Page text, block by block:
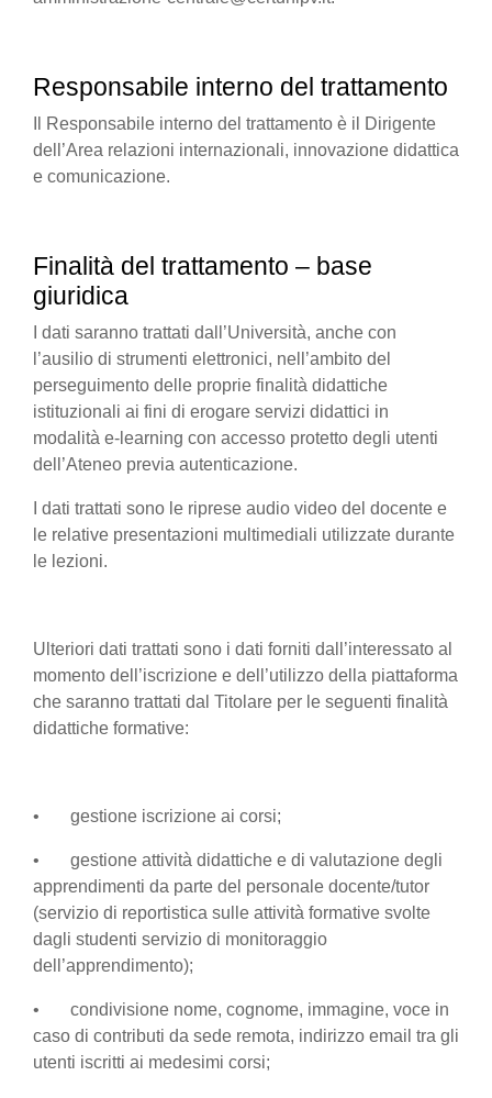
Responsabile interno del trattamento
Il Responsabile interno del trattamento è il Dirigente
dell’Area relazioni internazionali, innovazione didattica
e comunicazione.
Finalità del trattamento – base
giuridica
I dati saranno trattati dall’Università, anche con
l’ausilio di strumenti elettronici, nell’ambito del
perseguimento delle proprie finalità didattiche
istituzionali ai fini di erogare servizi didattici in
modalità e-learning con accesso protetto degli utenti
dell’Ateneo previa autenticazione.
I dati trattati sono le riprese audio video del docente e
le relative presentazioni multimediali utilizzate durante
le lezioni.
Ulteriori dati trattati sono i dati forniti dall’interessato al
momento dell’iscrizione e dell’utilizzo della piattaforma
che saranno trattati dal Titolare per le seguenti finalità
didattiche formative:
• gestione iscrizione ai corsi;
• gestione attività didattiche e di valutazione degli
apprendimenti da parte del personale docente/tutor
(servizio di reportistica sulle attività formative svolte
dagli studenti servizio di monitoraggio
dell’apprendimento);
• condivisione nome, cognome, immagine, voce in
caso di contributi da sede remota, indirizzo email tra gli
utenti iscritti ai medesimi corsi;